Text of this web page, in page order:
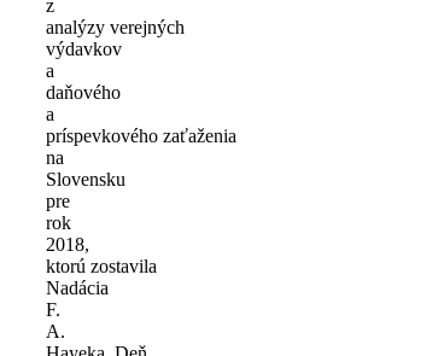
z
analýzy verejných
výdavkov
a
daňového
a
príspevkového zaťaženia
na
Slovensku
pre
rok
2018,
ktorú zostavila
Nadácia
F.
A.